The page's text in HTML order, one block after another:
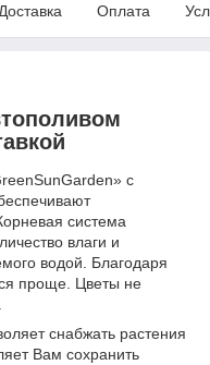
Доставка Оплата
с
система
влаги и
водой. Благодаря
проще. Цветы не
снабжать растения
Вам сохранить